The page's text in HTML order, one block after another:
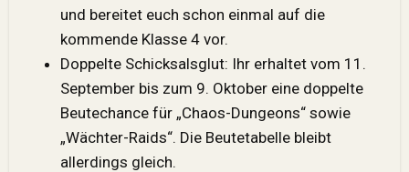
und bereitet euch schon einmal auf die
kommende Klasse 4 vor.
Doppelte Schicksalsglut: Ihr erhaltet vom 11.
September bis zum 9. Oktober eine doppelte
Beutechance für „Chaos-Dungeons“ sowie
„Wächter-Raids“. Die Beutetabelle bleibt
allerdings gleich.